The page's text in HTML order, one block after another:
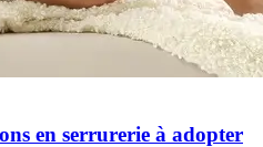
en serrurerie à adopter